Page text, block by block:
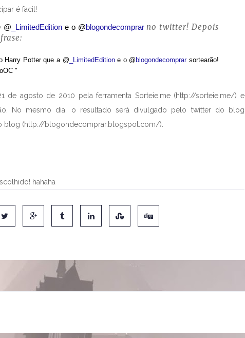
é facil!
@ _LimitedEdition e o @blogondecomprar no twitter! Depois
Harry Potter que a @ _LimitedEdition e o @ blogondecomprar sortearão!
"
de agosto de 2010 pela ferramenta Sorteie.me (http://sorteie.me/) e
No mesmo dia, o resultado será divulgado pelo twitter do blog
blog (http://blogondecomprar.blogspot.com/).
hahaha